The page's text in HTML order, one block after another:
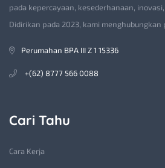
pada kepercayaan, kesederhanaan,
Didirikan pada 2023, kami menghubungkan
Perumahan BPA III Z 1 15336
+(62) 8777 566 0088
Cari Tahu
Cara Kerja